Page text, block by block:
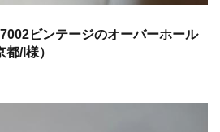
ビンテージのオーバーホール
/I様）